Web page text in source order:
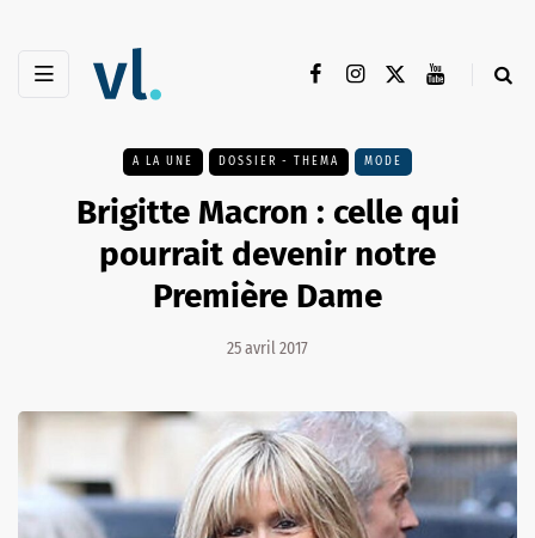
A LA UNE DOSSIER - THEMA MODE
Brigitte Macron : celle qui
pourrait devenir notre
Première Dame
25 avril 2017